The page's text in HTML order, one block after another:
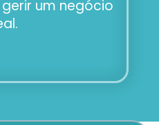
um negócio